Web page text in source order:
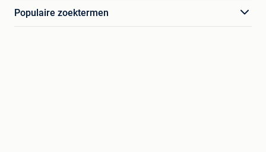
Populaire zoektermen